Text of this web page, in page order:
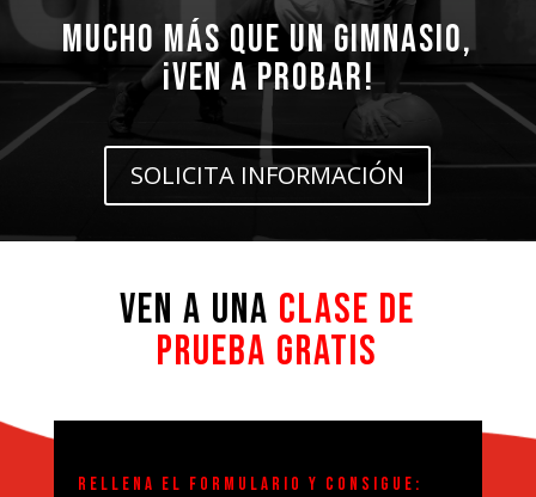
mucho más que un gimnasio,
¡ven a probar!
SOLICITA INFORMACIÓN
VEN A UNA CLASE DE
PRUEBA GRATIS
RELLENA EL FORMULARIO Y CONSIGUE: